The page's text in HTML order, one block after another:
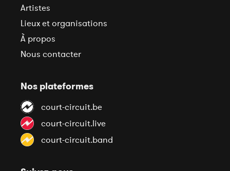
Artistes
Lieux et organisations
À propos
Nous contacter
Nos plateformes
court-circuit.be
court-circuit.live
court-circuit.band